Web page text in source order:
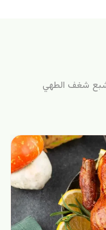
شغف الطهي